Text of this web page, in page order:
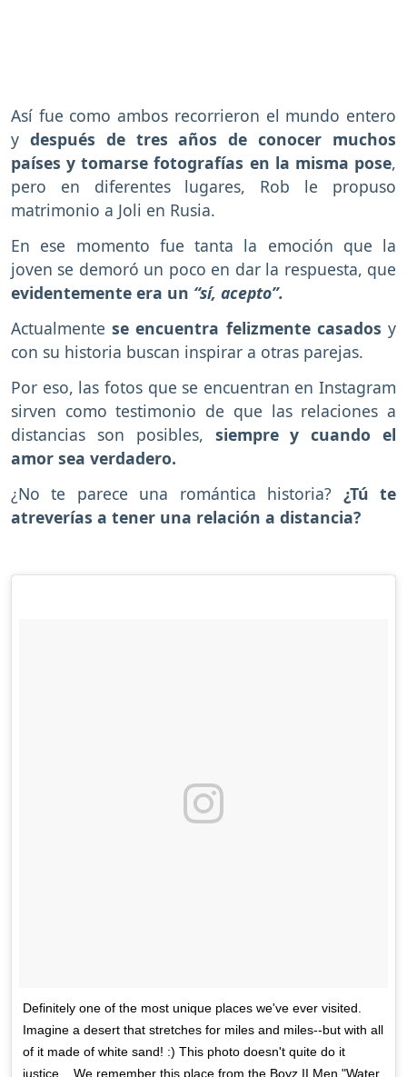
Así fue como ambos recorrieron el mundo entero
y después de tres años de conocer muchos
países y tomarse fotografías en la misma pose,
pero en diferentes lugares, Rob le propuso
matrimonio a Joli en Rusia.
En ese momento fue tanta la emoción que la
joven se demoró un poco en dar la respuesta, que
evidentemente era un “sí, acepto”.
Actualmentese encuentra felizmente casados y
con su historia buscan inspirar a otras parejas.
Por eso, las fotos que se encuentran en Instagram
sirven como testimonio de que las relaciones a
distancias son posibles, siempre y cuando el
amor sea verdadero.
¿No te parece una romántica historia? ¿Tú te
atreverías a tener una relación a distancia?
Definitely one of the most unique places we've ever visited.
Imagine a desert that stretches for miles and miles--but with all
of it made of white sand! :) This photo doesn't quite do it
justice... We remember this place from the Boyz II Men "Water